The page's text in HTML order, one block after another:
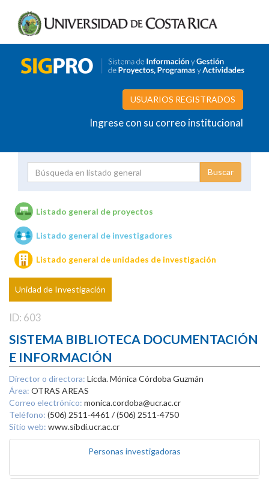
USUARIOS REGISTRADOS
Ingrese con su correo institucional
Unidades de investigación
Listado general de proyectos
Listado general de investigadores
Listado general de unidades de investigación
Unidad de Investigación
ID: 603
SISTEMA BIBLIOTECA DOCUMENTACIÓN
E INFORMACIÓN
Director o directora: Licda. Mónica Córdoba Guzmán
Área: OTRAS AREAS
Correo electrónico: monica.cordoba@ucr.ac.cr
Teléfono: (506) 2511-4461 / (506) 2511-4750
Sitio web: www.sibdi.ucr.ac.cr
Personas investigadoras